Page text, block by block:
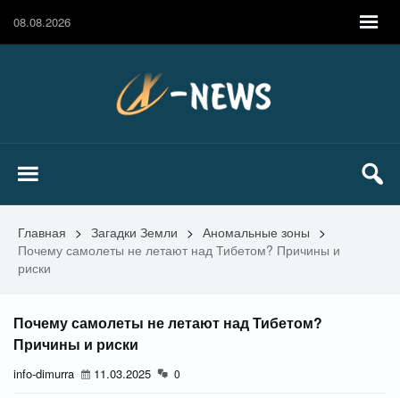
08.08.2026
Главная > Загадки Земли > Аномальные зоны >
Почему самолеты не летают над Тибетом? Причины и
риски
Почему самолеты не летают над Тибетом?
Причины и риски
info-dimurra 11.03.2025 0